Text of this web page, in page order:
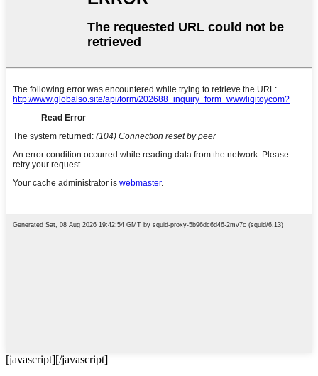
[javascript][/javascript]